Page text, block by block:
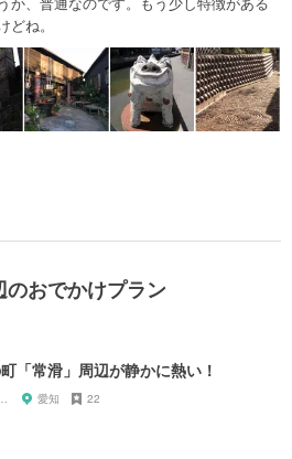
ね。
おでかけプラン
「常滑」周辺が静かに熱い！
ラックス 愛知 22